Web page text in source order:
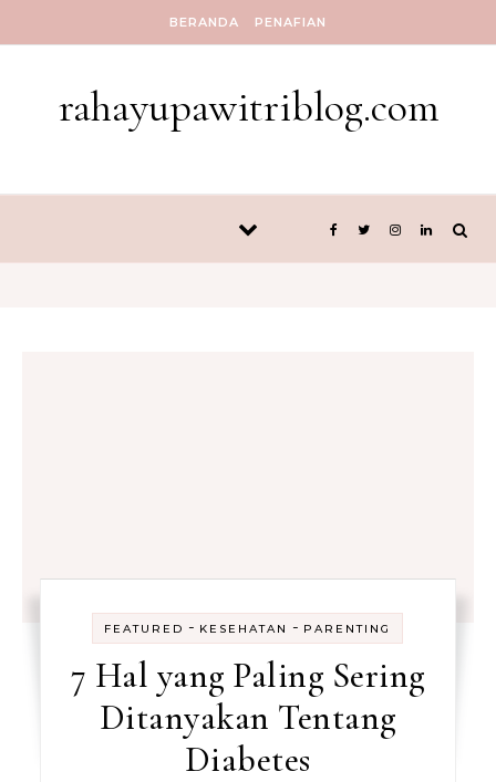
BERANDA PENAFIAN
rahayupawitriblog.com
FEATURED - KESEHATAN - PARENTING
7 Hal yang Paling Sering
Ditanyakan Tentang
Diabetes